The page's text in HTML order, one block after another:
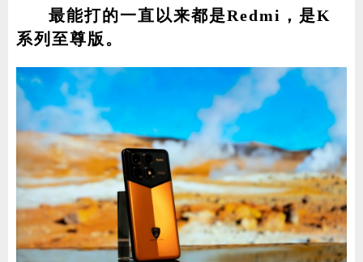
最能打的一直以来都是Redmi，是K
系列至尊版。